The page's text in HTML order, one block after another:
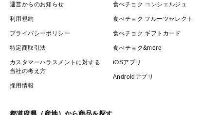
運営からのお知らせ
利用規約
プライバシーポリシー
特定商取引法
カスタマーハラスメントに対する
当社の考え方
採用情報
食べチョク コンシェルジュ
食べチョク フルーツセレクト
食べチョク ギフトカード
食べチョク&more
iOSアプリ
Androidアプリ
都道府県（産地）から商品を探す